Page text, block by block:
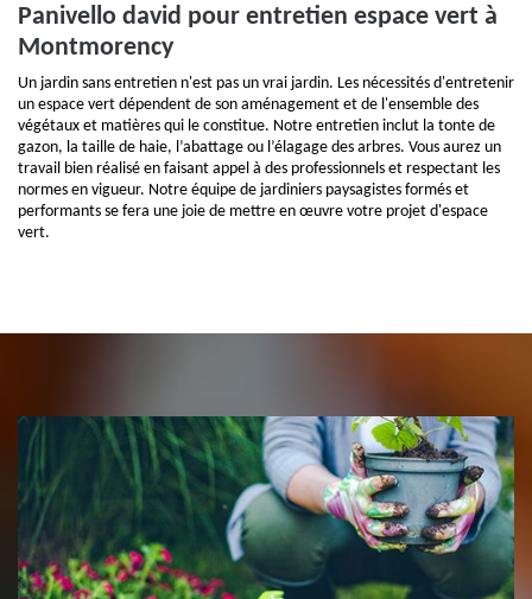
Panivello david pour entretien espace vert à
Montmorency
Un jardin sans entretien n'est pas un vrai jardin. Les nécessités d'entretenir
un espace vert dépendent de son aménagement et de l'ensemble des
végétaux et matières qui le constitue. Notre entretien inclut la tonte de
gazon, la taille de haie, l’abattage ou l’élagage des arbres. Vous aurez un
travail bien réalisé en faisant appel à des professionnels et respectant les
normes en vigueur. Notre équipe de jardiniers paysagistes formés et
performants se fera une joie de mettre en œuvre votre projet d'espace
vert.